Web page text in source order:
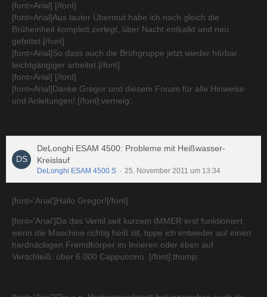
[font=Arial] [/font]
[font=Arial]Aus lauter Übermut habe ich noch gleich die
Brüheinheit komplett zerlegt, über Nacht entkalkt und neu
gefettet.[/font]
[font=Arial]So dass auch die Brühgruppe jetzt wieder hörbar
leichtgängiger arbeitet.[/font]
[font=Arial] [/font]
[font=Arial]Danke Gregor und diesem Forum für alle Hinweise
und Anleitungen! [/font]:verneig:
DeLonghi ESAM 4500: Probleme mit Heißwasser-
Kreislauf
DeLonghi ESAM 4500 S 25. November 2011 um 13:34
[font='Arial']Hallo Gregor![/font]
[font='Arial']Da das Ventil seit kurzem IMMER erst funktioniert,
wenn die Maschine richtig heiß ist, tippe ich entweder auf einen
hardnäckigen Fremdkörper im Inneren oder eben auf
Verschleiß: über 6.000 Cappuccino. [/font]:thump: